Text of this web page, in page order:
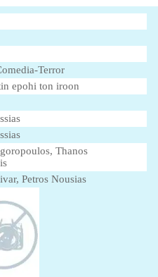
Terror
epohi ton iroon
Thanos
Petros Nousias